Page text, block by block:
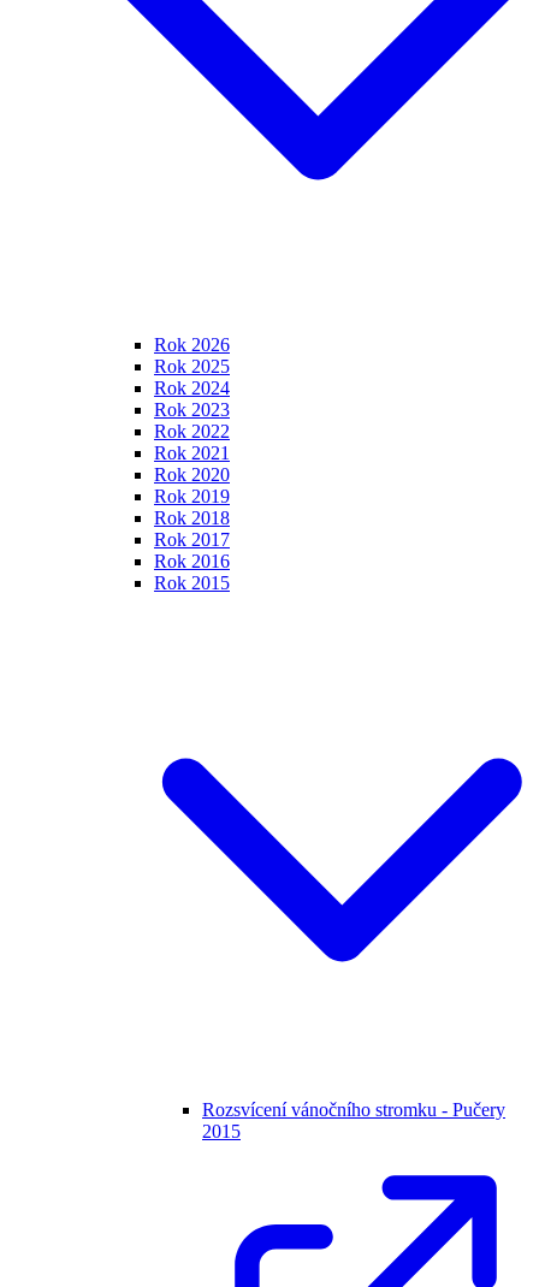
Rok 2026
Rok 2025
Rok 2024
Rok 2023
Rok 2022
Rok 2021
Rok 2020
Rok 2019
Rok 2018
Rok 2017
Rok 2016
Rok 2015
Rozsvícení vánočního stromku - Pučery
2015